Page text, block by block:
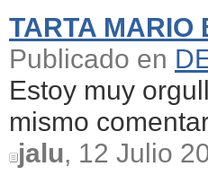
TARTA MARIO
Publicado en
Estoy muy
mismo
jalu, 12 Julio